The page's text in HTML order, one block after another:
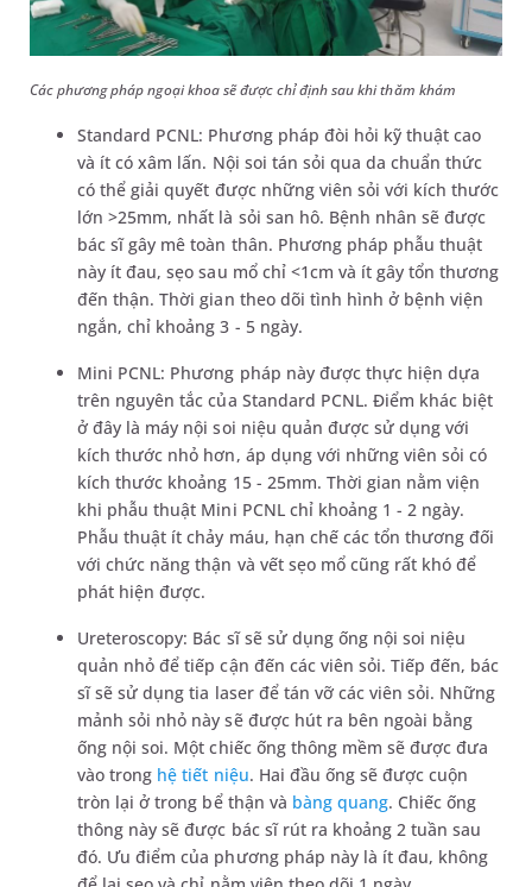
Các phương pháp ngoại khoa sẽ được chỉ định sau khi thăm khám
Standard PCNL: Phương pháp đòi hỏi kỹ thuật cao
và ít có xâm lấn. Nội soi tán sỏi qua da chuẩn thức
có thể giải quyết được những viên sỏi với kích thước
lớn >25mm, nhất là sỏi san hô. Bệnh nhân sẽ được
bác sĩ gây mê toàn thân. Phương pháp phẫu thuật
này ít đau, sẹo sau mổ chỉ <1cm và ít gây tổn thương
đến thận. Thời gian theo dõi tình hình ở bệnh viện
ngắn, chỉ khoảng 3 - 5 ngày.
Mini PCNL: Phương pháp này được thực hiện dựa
trên nguyên tắc của Standard PCNL. Điểm khác biệt
ở đây là máy nội soi niệu quản được sử dụng với
kích thước nhỏ hơn, áp dụng với những viên sỏi có
kích thước khoảng 15 - 25mm. Thời gian nằm viện
khi phẫu thuật Mini PCNL chỉ khoảng 1 - 2 ngày.
Phẫu thuật ít chảy máu, hạn chế các tổn thương đối
với chức năng thận và vết sẹo mổ cũng rất khó để
phát hiện được.
Ureteroscopy: Bác sĩ sẽ sử dụng ống nội soi niệu
quản nhỏ để tiếp cận đến các viên sỏi. Tiếp đến, bác
sĩ sẽ sử dụng tia laser để tán vỡ các viên sỏi. Những
mảnh sỏi nhỏ này sẽ được hút ra bên ngoài bằng
ống nội soi. Một chiếc ống thông mềm sẽ được đưa
vào trong hệ tiết niệu. Hai đầu ống sẽ được cuộn
tròn lại ở trong bể thận và bàng quang. Chiếc ống
thông này sẽ được bác sĩ rút ra khoảng 2 tuần sau
đó. Ưu điểm của phương pháp này là ít đau, không